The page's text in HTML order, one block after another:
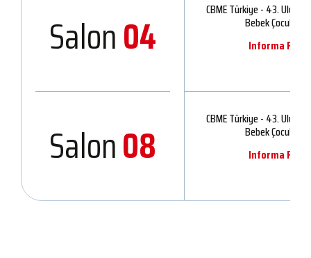
Salon04 CBME Türkiye - 43.
Bebek Çocuk
Informa
Salon08 CBME Türkiye - 43.
Bebek Çocuk
Informa